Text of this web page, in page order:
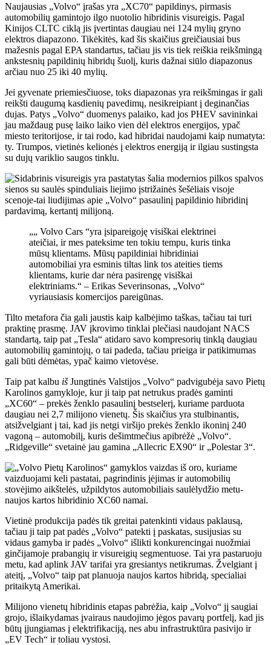
Naujausias „Volvo“ įrašas yra „XC70“ papildinys, pirmasis
automobilių gamintojo ilgo nuotolio hibridinis visureigis. Pagal
Kinijos CLTC ciklą jis įvertintas daugiau nei 124 mylių gryno
elektros diapazono. Tikėkitės, kad šis skaičius greičiausiai bus
mažesnis pagal EPA standartus, tačiau jis vis tiek reiškia reikšmingą
ankstesnių papildinių hibridų šuolį, kuris dažnai siūlo diapazonus
arčiau nuo 25 iki 40 mylių.
Jei gyvenate priemiesčiuose, toks diapazonas yra reikšmingas ir gali
reikšti daugumą kasdienių pavedimų, nesikreipiant į deginančias
dujas. Patys „Volvo“ duomenys palaiko, kad jos PHEV savininkai
jau maždaug pusę laiko laiko vien dėl elektros energijos, ypač
miesto teritorijose, ir tai rodo, kad hibridai naudojami kaip numatyta:
ty. Trumpos, vietinės kelionės į elektros energiją ir ilgiau sustingsta
su dujų variklio saugos tinklu.
„„ Volvo Cars “yra įsipareigoję visiškai elektrinei
ateičiai, ir mes pateksime ten tokiu tempu, kuris tinka
mūsų klientams. Mūsų papildiniai hibridiniai
automobiliai yra esminis tiltas link tos ateities tiems
klientams, kurie dar nėra pasirengę visiškai
elektriniams.“ – Erikas Severinsonas, „Volvo“
vyriausiasis komercijos pareigūnas.
Tilto metafora čia gali jaustis kaip kalbėjimo taškas, tačiau tai turi
praktinę prasmę. JAV įkrovimo tinklai plečiasi naudojant NACS
standartą, taip pat „Tesla“ atidaro savo kompresorių tinklą daugiau
automobilių gamintojų, o tai padeda, tačiau prieiga ir patikimumas
gali būti dėmėtas, ypač kaimo vietovėse.
Taip pat kalbu išJungtinės Valstijos „Volvo“ padvigubėja savo Pietų
Karolinos gamykloje, kur ji taip pat netrukus pradės gaminti
„XC60“ – prekės ženklo pasaulinį bestselerį, kuriame parduota
daugiau nei 2,7 milijono vienetų. Šis skaičius yra stulbinantis,
atsižvelgiant į tai, kad jis netgi viršijo prekės ženklo ikoninį 240
vagoną – automobilį, kuris dešimtmečius apibrėžė „Volvo“.
„Ridgeville“ svetainė jau gamina „Allecric EX90“ ir „Polestar 3“.
Vietinė produkcija padės tik greitai patenkinti vidaus paklausą,
tačiau ji taip pat padės „Volvo“ patekti į paskatas, susijusias su
vidaus gamyba ir padės „Volvo“ išlikti konkurencingai nuožmiai
ginčijamoje prabangių ir visureigių segmentuose. Tai yra pastaruoju
metu, kad aplink JAV tarifai yra gresiantys netikrumas. Žvelgiant į
ateitį, „Volvo“ taip pat planuoja naujos kartos hibridą, specialiai
pritaikytą Amerikai.
Milijono vienetų hibridinis etapas pabrėžia, kaip „Volvo“ jį saugiai
grojo, išlaikydamas įvairaus naudojimo jėgos pavarų portfelį, kad jis
būtų įjungiamas į elektrifikaciją, nes abu infrastruktūra pasivijo ir
„EV Tech“ ir toliau vystosi.